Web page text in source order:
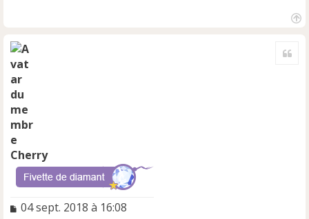
Cherry
M
04 sept. 2018 à 16:08